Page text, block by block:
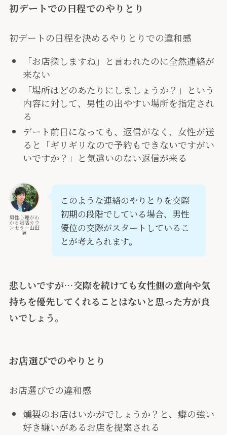
初デートでの日程でのやりとり
初デートの日程を決めるやりとりでの違和感
「お店探しますね」と言われたのに全然連絡が
来ない
「場所はどのあたりにしましょうか？」という
内容に対して、男性の出やすい場所を指定され
る
デート前日になっても、返信がなく、女性が送
ると「ギリギリなので予約もできないですがい
いですか？」と気遣いのない返信が来る
男性心理がわ
かる婚活カウ
ンセラー山田
翼
このような連絡のやりとりを交際
初期の段階でしている場合、男性
優位の交際がスタートしているこ
とが考えられます。
悲しいですが…交際を続けても女性側の意向や気
持ちを優先してくれることはないと思った方が良
いでしょう。
お店選びでのやりとり
お店選びでの違和感
燻製のお店はいかがでしょうか？と、癖の強い
好き嫌いがあるお店を提案される